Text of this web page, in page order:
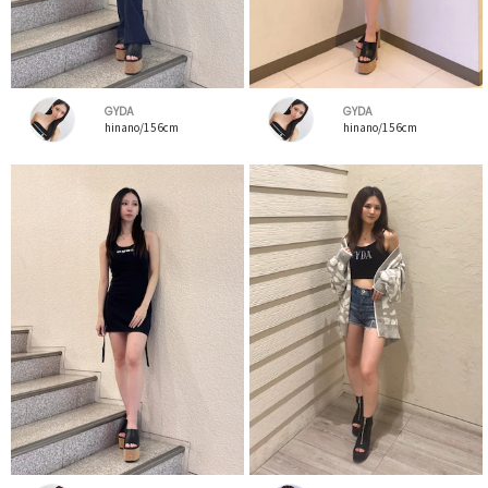
GYDA
hinano/156cm
GYDA
hinano/156cm